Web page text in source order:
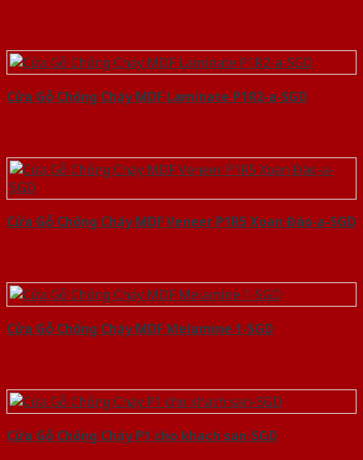
Cửa Gỗ Chống Cháy MDF Laminate P1R2-a-SGD
Cửa Gỗ Chống Cháy MDF Veneer P1R5 Xoan Đào-a-SGD
Cửa Gỗ Chống Cháy MDF Melamine 1-SGD
Cửa Gỗ Chống Cháy P1 cho khach san-SGD